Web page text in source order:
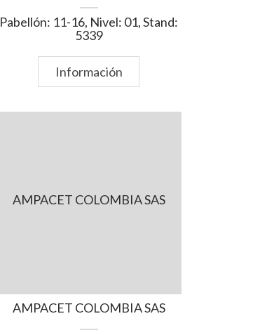
Pabellón: 11-16, Nivel: 01, Stand:
5339
Información
AMPACET COLOMBIA SAS
AMPACET COLOMBIA SAS